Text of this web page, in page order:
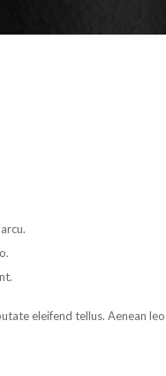
eleifend tellus. Aenean leo